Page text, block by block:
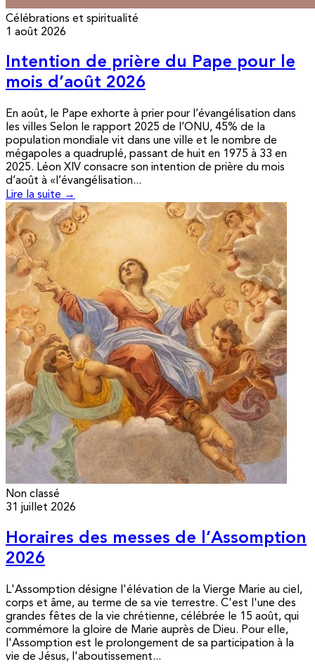
Célébrations et spiritualité
1 août 2026
Intention de prière du Pape pour le
mois d’août 2026
En août, le Pape exhorte à prier pour l’évangélisation dans
les villes Selon le rapport 2025 de l’ONU, 45% de la
population mondiale vit dans une ville et le nombre de
mégapoles a quadruplé, passant de huit en 1975 à 33 en
2025. Léon XIV consacre son intention de prière du mois
d’août à «l’évangélisation...
Lire la suite →
Non classé
31 juillet 2026
Horaires des messes de l’Assomption
2026
L'Assomption désigne l'élévation de la Vierge Marie au ciel,
corps et âme, au terme de sa vie terrestre. C'est l'une des
grandes fêtes de la vie chrétienne, célébrée le 15 août, qui
commémore la gloire de Marie auprès de Dieu. Pour elle,
l'Assomption est le prolongement de sa participation à la
vie de Jésus, l'aboutissement...